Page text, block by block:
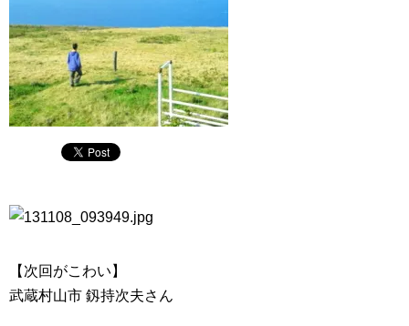
【次回がこわい】
武蔵村山市 釼持次夫さん